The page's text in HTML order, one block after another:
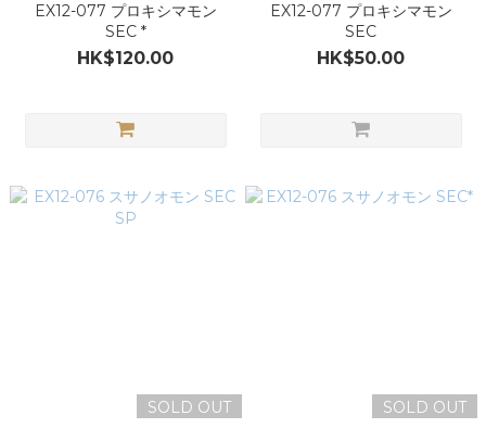
EX12-077 プロキシマモン
SEC *
HK$120.00
EX12-077 プロキシマモン
SEC
HK$50.00
SOLD OUT
SOLD OUT